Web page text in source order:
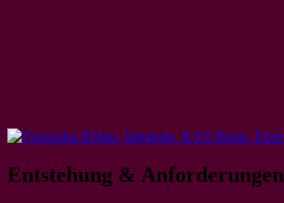
Entstehung & Anforderungen